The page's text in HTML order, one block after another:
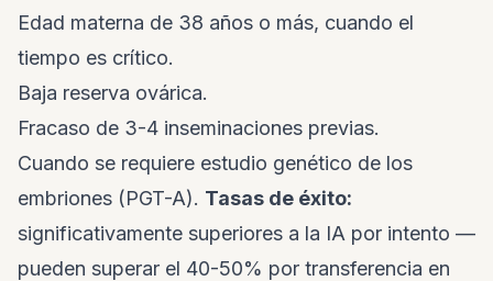
Edad materna de 38 años o más, cuando el
tiempo es crítico.
Baja reserva ovárica.
Fracaso de 3-4 inseminaciones previas.
Cuando se requiere estudio genético de los
embriones (PGT-A). Tasas de éxito:
significativamente superiores a la IA por intento —
pueden superar el 40-50% por transferencia en